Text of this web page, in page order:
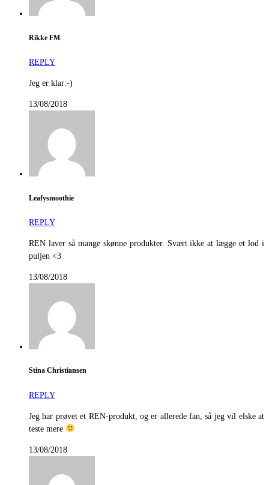
Rikke FM
REPLY
Jeg er klar:-)
13/08/2018
Leafysmoothie
REPLY
REN laver så mange skønne produkter. Svært ikke at lægge et lod i
puljen <3
13/08/2018
Stina Christiansen
REPLY
Jeg har prøvet et REN-produkt, og er allerede fan, så jeg vil elske at
teste mere
13/08/2018